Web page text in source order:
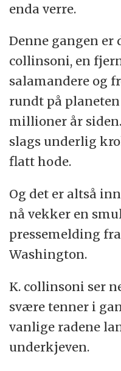
enda verre.
Denne gangen er
collinsoni, en
salamandere og
rundt på
millioner år
slags underlig
flatt hode.
Og det er altså
nå vekker en
pressemelding
Washington.
K. collinsoni ser
svære tenner i
vanlige radene
underkjeven.